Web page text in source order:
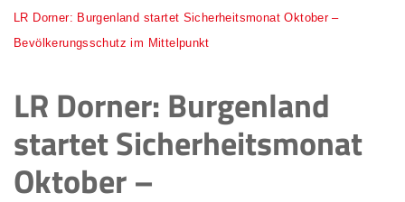
LR Dorner: Burgenland startet Sicherheitsmonat Oktober –
Bevölkerungsschutz im Mittelpunkt
LR Dorner: Burgenland
startet Sicherheitsmonat
Oktober –